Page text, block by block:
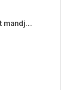
mandj...